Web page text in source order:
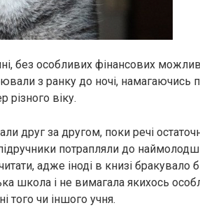
без особливих фінансових
з ранку до ночі, намагаючись
різного віку.
друг за другом, поки речі
потрапляли до
адже іноді в книзі бракувало
школа і не вимагала якихось
того чи іншого учня.